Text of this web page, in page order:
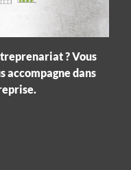
? Vous
accompagne dans